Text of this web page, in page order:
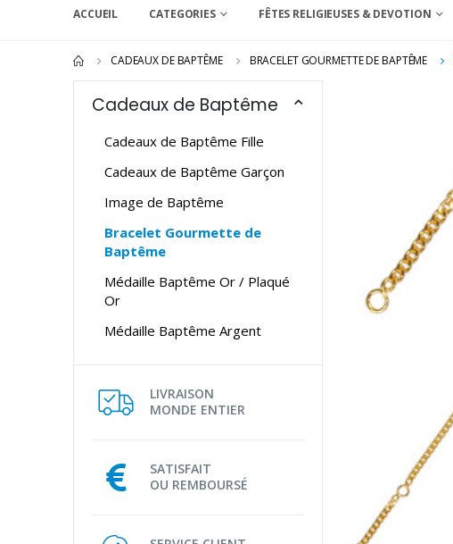
ACCUEIL CATEGORIES FÊTES RELIGIEUSES & DEVOTION
CADEAUX DE BAPTÊME BRACELET GOURMETTE DE BAPTÊME
Cadeaux de Baptême
Cadeaux de Baptême Fille
Cadeaux de Baptême Garçon
Image de Baptême
Bracelet Gourmette de
Baptême
Médaille Baptême Or / Plaqué
Or
Médaille Baptême Argent
LIVRAISON
MONDE ENTIER
SATISFAIT
OU REMBOURSÉ